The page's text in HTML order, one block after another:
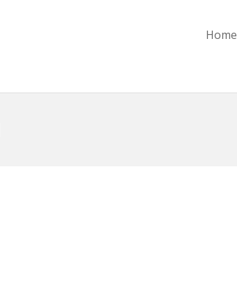
Home